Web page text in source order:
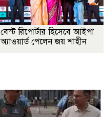
বেস্ট রিপোর্টার হিসেবে আইপা
অ্যাওয়ার্ড পেলেন জয় শাহীন